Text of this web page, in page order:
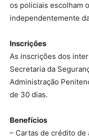
os policiais escolham
independentemente
Inscrições
As inscrições dos
Secretaria da
Administração
de 30 dias.
Benefícios
– Cartas de crédito de